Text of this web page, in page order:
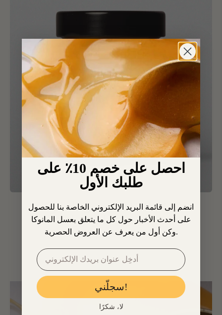
MGO 1620+ عسل المانوكا
النقي | مانوكورا
السعر
العادي
AED 1,399.00
احصل على خصم 10٪ على
طلبك الأول
انضم إلى قائمة البريد الإلكتروني الخاصة بنا للحصول
على أحدث الأخبار حول كل ما يتعلق بعسل المانوكا
وكن أول من يعرف عن العروض الحصرية.
سجلّني!
لا، شكرًا